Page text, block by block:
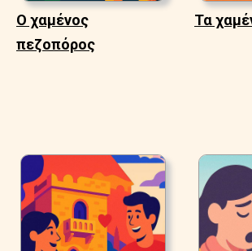
Ο χαμένος
πεζοπόρος
Τα